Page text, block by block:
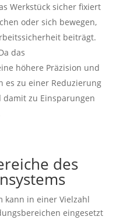
Werkstück sicher fixiert
oder sich bewegen,
beiträgt.
das
höhere Präzision und
es zu einer Reduzierung
zu Einsparungen
des
kann in einer Vielzahl
eingesetzt